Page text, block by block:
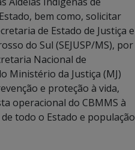
bem como, solicitar
de Estado de Justiça e
do Sul (SEJUSP/MS), por
Nacional de
Ministério da Justiça (MJ)
e proteção à vida,
operacional do CBMMS à
todo o Estado e população